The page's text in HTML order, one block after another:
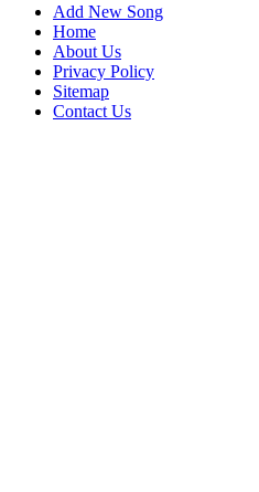
Add New Song
Home
About Us
Privacy Policy
Sitemap
Contact Us